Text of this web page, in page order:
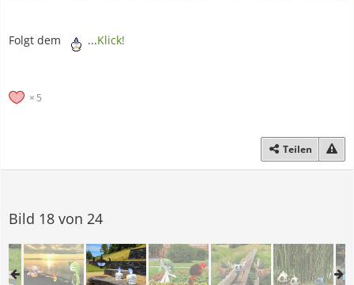
Folgt dem ...Klick!
5
Teilen
Bild 18 von 24